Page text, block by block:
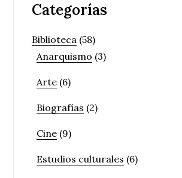
Categorías
Biblioteca (58)
Anarquismo (3)
Arte (6)
Biografías (2)
Cine (9)
Estudios culturales (6)